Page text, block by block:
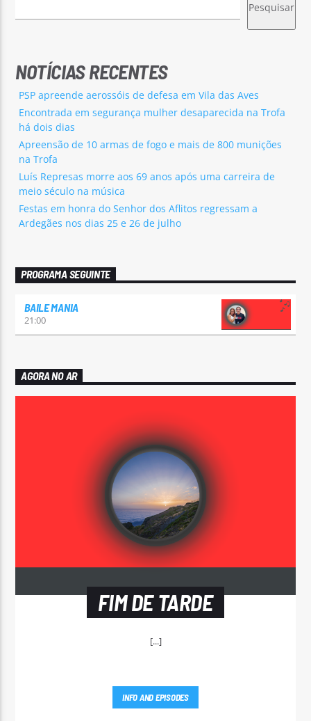
Pesquisar
NOTÍCIAS RECENTES
PSP apreende aerossóis de defesa em Vila das Aves
Encontrada em segurança mulher desaparecida na Trofa
há dois dias
Apreensão de 10 armas de fogo e mais de 800 munições
na Trofa
Luís Represas morre aos 69 anos após uma carreira de
meio século na música
Festas em honra do Senhor dos Aflitos regressam a
Ardegães nos dias 25 e 26 de julho
PROGRAMA SEGUINTE
BAILE MANIA
21:00
AGORA NO AR
FIM DE TARDE
[...]
INFO AND EPISODES